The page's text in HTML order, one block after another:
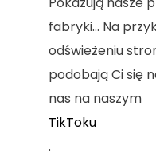
fabryki... Na
odświeżeniu
podobają Ci się
nas na naszym
TikToku
.